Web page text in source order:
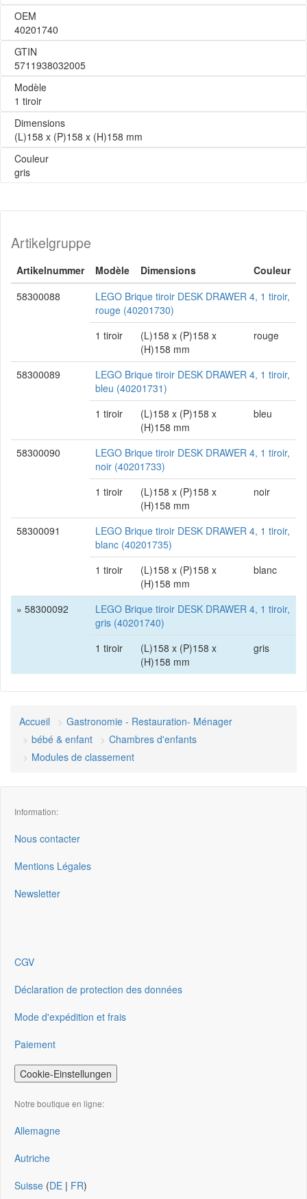
OEM
40201740
GTIN
5711938032005
Modèle
1 tiroir
Dimensions
(L)158 x (P)158 x (H)158 mm
Couleur
gris
Artikelgruppe
Artikelnummer Modèle Dimensions
Couleur
58300088
LEGO Brique tiroir DESK DRAWER 4, 1 tiroir,
rouge (40201730)
1 tiroir
(L)158 x (P)158 x
(H)158 mm
rouge
58300089
LEGO Brique tiroir DESK DRAWER 4, 1 tiroir,
bleu (40201731)
1 tiroir
(L)158 x (P)158 x
(H)158 mm
bleu
58300090
LEGO Brique tiroir DESK DRAWER 4, 1 tiroir,
noir (40201733)
1 tiroir
(L)158 x (P)158 x
(H)158 mm
noir
58300091
LEGO Brique tiroir DESK DRAWER 4, 1 tiroir,
blanc (40201735)
1 tiroir
(L)158 x (P)158 x
(H)158 mm
blanc
» 58300092
LEGO Brique tiroir DESK DRAWER 4, 1 tiroir,
gris (40201740)
1 tiroir
(L)158 x (P)158 x
(H)158 mm
gris
Accueil
Gastronomie - Restauration- Ménager
bébé & enfant
Chambres d'enfants
Modules de classement
Information:
Nous contacter
Mentions Légales
Newsletter
CGV
Déclaration de protection des données
Mode d'expédition et frais
Paiement
Cookie-Einstellungen
Notre boutique en ligne:
Allemagne
Autriche
Suisse (DE | FR)